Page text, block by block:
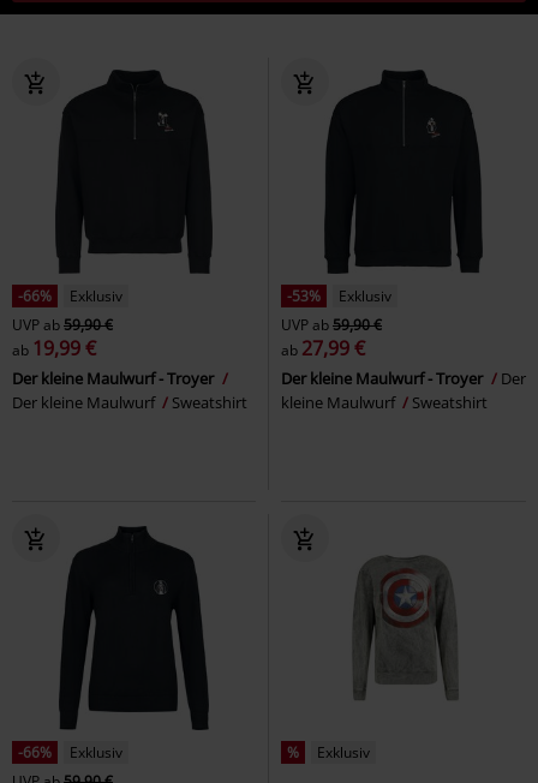
-66%
Exklusiv
UVPab59,90 €
ab 19,99 €
Der kleine Maulwurf - Troyer
Der kleine Maulwurf
Sweatshirt
-53%
Exklusiv
UVPab59,90 €
ab 27,99 €
Der kleine Maulwurf - Troyer
Der
kleine Maulwurf
Sweatshirt
-66%
Exklusiv
% Exklusiv